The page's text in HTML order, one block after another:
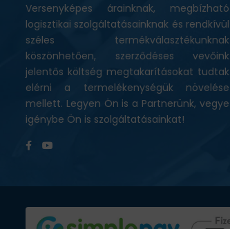
Versenyképes árainknak, megbízható
logisztikai szolgáltatásainknak és rendkívül
széles termékválasztékunknak
köszönhetően, szerződéses vevőink
jelentős költség megtakarításokat tudtak
elérni a termelékenységük növelése
mellett. Legyen Ön is a Partnerünk, vegye
igénybe Ön is szolgáltatásainkat!